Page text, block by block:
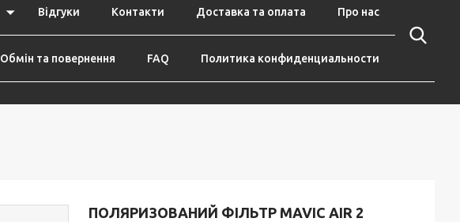
Відгуки Контакти Доставка та оплата Про нас
Обмін та повернення FAQ Политика конфиденциальности
ПОЛЯРИЗОВАНИЙ ФІЛЬТР MAVIC AIR 2